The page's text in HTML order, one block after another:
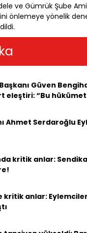
ve Gümrük Şube
önlemeye yönelik
Güven
eleştiri: “Bu
Ahmet Serdaroğlu
kritik anlar:
kritik anlar: